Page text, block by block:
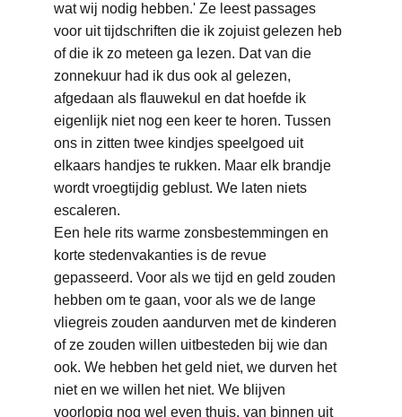
wat wij nodig hebben.' Ze leest passages
voor uit tijdschriften die ik zojuist gelezen heb
of die ik zo meteen ga lezen. Dat van die
zonnekuur had ik dus ook al gelezen,
afgedaan als flauwekul en dat hoefde ik
eigenlijk niet nog een keer te horen. Tussen
ons in zitten twee kindjes speelgoed uit
elkaars handjes te rukken. Maar elk brandje
wordt vroegtijdig geblust. We laten niets
escaleren.
Een hele rits warme zonsbestemmingen en
korte stedenvakanties is de revue
gepasseerd. Voor als we tijd en geld zouden
hebben om te gaan, voor als we de lange
vliegreis zouden aandurven met de kinderen
of ze zouden willen uitbesteden bij wie dan
ook. We hebben het geld niet, we durven het
niet en we willen het niet. We blijven
voorlopig nog wel even thuis, van binnen uit